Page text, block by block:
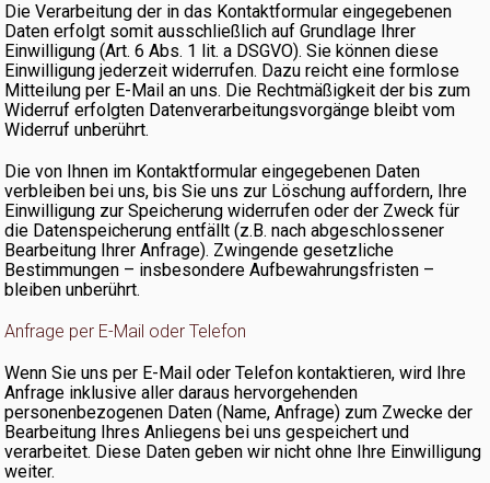
Die Verarbeitung der in das Kontaktformular eingegebenen
Daten erfolgt somit ausschließlich auf Grundlage Ihrer
Einwilligung (Art. 6 Abs. 1 lit. a DSGVO). Sie können diese
Einwilligung jederzeit widerrufen. Dazu reicht eine formlose
Mitteilung per E-Mail an uns. Die Rechtmäßigkeit der bis zum
Widerruf erfolgten Datenverarbeitungsvorgänge bleibt vom
Widerruf unberührt.
Die von Ihnen im Kontaktformular eingegebenen Daten
verbleiben bei uns, bis Sie uns zur Löschung auffordern, Ihre
Einwilligung zur Speicherung widerrufen oder der Zweck für
die Datenspeicherung entfällt (z.B. nach abgeschlossener
Bearbeitung Ihrer Anfrage). Zwingende gesetzliche
Bestimmungen – insbesondere Aufbewahrungsfristen –
bleiben unberührt.
Anfrage per E-Mail oder Telefon
Wenn Sie uns per E-Mail oder Telefon kontaktieren, wird Ihre
Anfrage inklusive aller daraus hervorgehenden
personenbezogenen Daten (Name, Anfrage) zum Zwecke der
Bearbeitung Ihres Anliegens bei uns gespeichert und
verarbeitet. Diese Daten geben wir nicht ohne Ihre Einwilligung
weiter.